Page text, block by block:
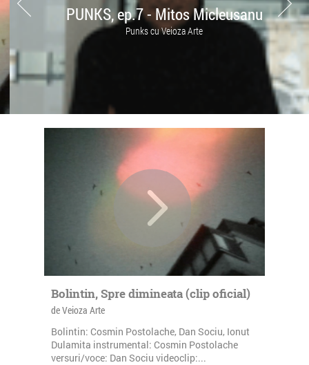
PUNKS, ep.7 - Mitos Micleusanu
Punks cu Veioza Arte
Bolintin, Spre dimineata (clip oficial)
de Veioza Arte
Bolintin: Cosmin Postolache, Dan Sociu, Ionut
Dulamita instrumental: Cosmin Postolache
versuri/voce: Dan Sociu videoclip:...